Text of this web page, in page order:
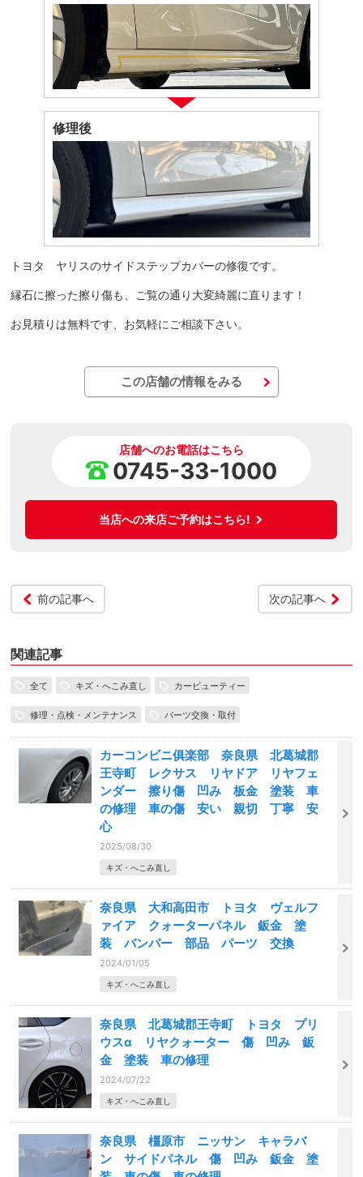
修理後
トヨタ ヤリスのサイドステップカバーの修復です。
縁石に擦った擦り傷も、ご覧の通り大変綺麗に直ります！
お見積りは無料です、お気軽にご相談下さい。
この店舗の情報をみる
店舗へのお電話はこちら
0745-33-1000
当店への来店ご予約はこちら!
前の記事へ 次の記事へ
関連記事
全て キズ・へこみ直し カービューティー
修理・点検・メンテナンス パーツ交換・取付
カーコンビニ俱楽部 奈良県 北葛城郡
王寺町 レクサス リヤドア リヤフェ
ンダー 擦り傷 凹み 板金 塗装 車
の修理 車の傷 安い 親切 丁寧 安
心
2025/08/30
キズ・へこみ直し
奈良県 大和高田市 トヨタ ヴェルフ
ァイア クォーターパネル 鈑金 塗
装 バンパー 部品 パーツ 交換
2024/01/05
キズ・へこみ直し
奈良県 北葛城郡王寺町 トヨタ プリ
ウスα リヤクォーター 傷 凹み 鈑
金 塗装 車の修理
2024/07/22
キズ・へこみ直し
奈良県 橿原市 ニッサン キャラバ
ン サイドパネル 傷 凹み 鈑金 塗